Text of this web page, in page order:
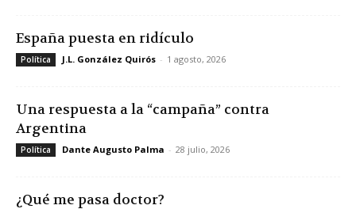
España puesta en ridículo
Política J.L. González Quirós - 1 agosto, 2026
Una respuesta a la “campaña” contra
Argentina
Política Dante Augusto Palma - 28 julio, 2026
¿Qué me pasa doctor?